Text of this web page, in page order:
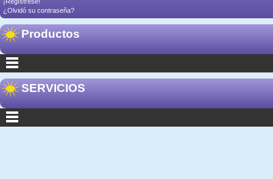
¿Olvidó su contraseña?
Productos
SERVICIOS